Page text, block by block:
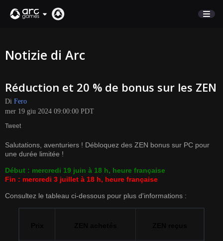
SUPPORTO
Accedi
Français
Pусский
Notizie di Arc
Réduction et 20 % de bonus sur les ZEN
Di Fero
mer 19 giu 2024 09:00:00 PDT
Tweet
Salutations, aventuriers ! Débloquez des ZEN bonus sur PC pour
une durée limitée !
Début : mercredi 19 juin à 18 h, heure française
Fin : mercredi 3 juillet à 18 h, heure française
Consultez le tableau ci-dessous pour plus d'informations :